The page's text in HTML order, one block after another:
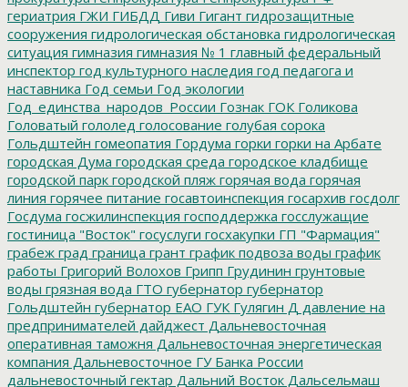
гериатрия ГЖИ ГИБДД Гиви Гигант гидрозащитные
сооружения гидрологическая обстановка гидрологическая
ситуация гимназия гимназия № 1 главный федеральный
инспектор год культурного наследия год педагога и
наставника Год семьи Год экологии
Год_единства_народов_России Гознак ГОК Голикова
Головатый гололед голосование голубая сорока
Гольдштейн гомеопатия Гордума горки горки на Арбате
городская Дума городская среда городское кладбище
городской парк городской пляж горячая вода горячая
линия горячее питание госавтоинспекция госархив госдолг
Госдума госжилинспекция господдержка госслужащие
гостиница "Восток" госуслуги госхакупки ГП "Фармация"
грабеж град граница грант график подвоза воды график
работы Григорий Волохов Грипп Грудинин грунтовые
воды грязная вода ГТО губернатор губернатор
Гольдштейн губернатор ЕАО ГУК Гулягин Д давление на
предпринимателей дайджест Дальневосточная
оперативная таможня Дальневосточная энергетическая
компания Дальневосточное ГУ Банка России
дальневосточный гектар Дальний Восток Дальсельмаш